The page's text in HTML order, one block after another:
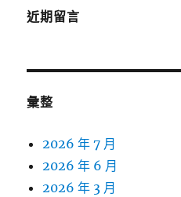
近期留言
彙整
2026 年 7 月
2026 年 6 月
2026 年 3 月